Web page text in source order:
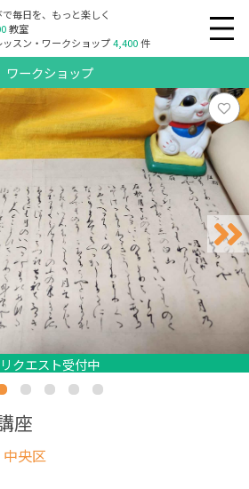
毎日を、もっと楽しく
教室
ッスン・ワークショップ4,400件
ワークショップ
リクエスト受付中
リクエスト受付中
リクエスト受付中
リクエスト受付中
リクエスト受付中
リクエスト受付中
座
央区